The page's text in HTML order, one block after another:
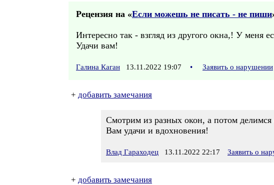
Рецензия на «Если можешь не писать - не пиши
Интересно так - взгляд из другого окна,! У меня
Удачи вам!
Галина Каган 13.11.2022 19:07 • Заявить о нарушении
+ добавить замечания
Смотрим из разных окон, а потом
Вам удачи и вдохновения!
Влад Гараходец 13.11.2022 22:17 Заявить о
+ добавить замечания